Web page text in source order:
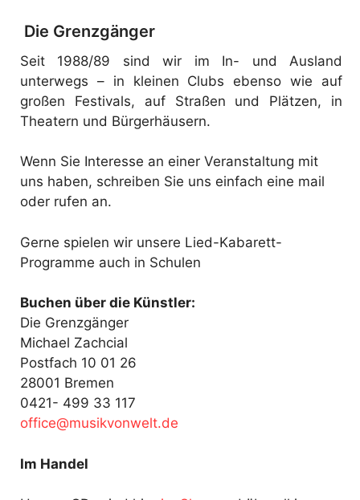
Die Grenzgänger
Seit 1988/89 sind wir im In- und Ausland
unterwegs – in kleinen Clubs ebenso wie auf
großen Festivals, auf Straßen und Plätzen, in
Theatern und Bürgerhäusern.
Wenn Sie Interesse an einer Veranstaltung mit
uns haben, schreiben Sie uns einfach eine mail
oder rufen an.
Gerne spielen wir unsere Lied-Kabarett-
Programme auch in Schulen
Buchen über die Künstler:
Die Grenzgänger
Michael Zachcial
Postfach 10 01 26
28001 Bremen
0421- 499 33 117
ed.tl
ewnov
kisum
@ecif
fo
Im Handel